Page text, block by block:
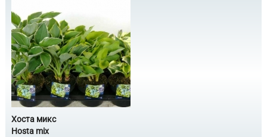
Хоста микс
Hosta mix